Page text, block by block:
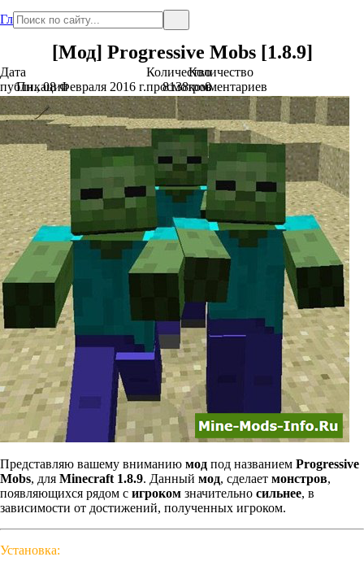
Главная
[Мод] Progressive Mobs [1.8.9]
Дата
публикации
Пн., 08 Февраля 2016 г.
Количество
просмотров
8138
Количество
комментариев
0
Представляю вашему вниманию мод под названием Progressive
Mobs, для Minecraft 1.8.9. Данный мод, сделает монстров,
появляющихся рядом с игроком значительно сильнее, в
зависимости от достижений, полученных игроком.
Установка: